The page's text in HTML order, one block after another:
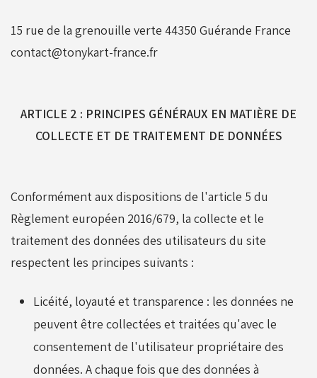
15 rue de la grenouille verte 44350 Guérande France
contact@tonykart-france.fr
ARTICLE 2 : PRINCIPES GÉNÉRAUX EN MATIÈRE DE
COLLECTE ET DE TRAITEMENT DE DONNÉES
Conformément aux dispositions de l'article 5 du
Règlement européen 2016/679, la collecte et le
traitement des données des utilisateurs du site
respectent les principes suivants :
Licéité, loyauté et transparence : les données ne
peuvent être collectées et traitées qu'avec le
consentement de l'utilisateur propriétaire des
données. A chaque fois que des données à